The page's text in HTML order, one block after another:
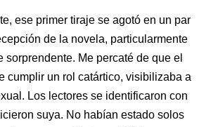
ese primer tiraje se agotó en un par
de la novela, particularmente
sorprendente. Me percaté de que el
cumplir un rol catártico, visibilizaba a
Los lectores se identificaron con
suya. No habían estado solos